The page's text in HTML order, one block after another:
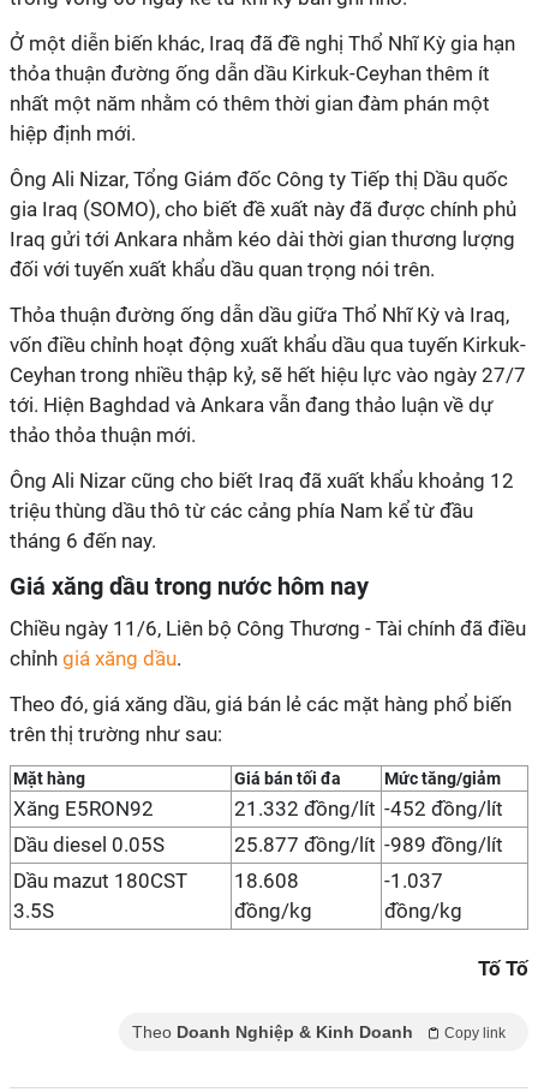
Ở một diễn biến khác, Iraq đã đề nghị Thổ Nhĩ Kỳ gia hạn
thỏa thuận đường ống dẫn dầu Kirkuk-Ceyhan thêm ít
nhất một năm nhằm có thêm thời gian đàm phán một
hiệp định mới.
Ông Ali Nizar, Tổng Giám đốc Công ty Tiếp thị Dầu quốc
gia Iraq (SOMO), cho biết đề xuất này đã được chính phủ
Iraq gửi tới Ankara nhằm kéo dài thời gian thương lượng
đối với tuyến xuất khẩu dầu quan trọng nói trên.
Thỏa thuận đường ống dẫn dầu giữa Thổ Nhĩ Kỳ và Iraq,
vốn điều chỉnh hoạt động xuất khẩu dầu qua tuyến Kirkuk-
Ceyhan trong nhiều thập kỷ, sẽ hết hiệu lực vào ngày 27/7
tới. Hiện Baghdad và Ankara vẫn đang thảo luận về dự
thảo thỏa thuận mới.
Ông Ali Nizar cũng cho biết Iraq đã xuất khẩu khoảng 12
triệu thùng dầu thô từ các cảng phía Nam kể từ đầu
tháng 6 đến nay.
Giá xăng dầu trong nước hôm nay
Chiều ngày 11/6, Liên bộ Công Thương - Tài chính đã điều
chỉnh giá xăng dầu.
Theo đó, giá xăng dầu, giá bán lẻ các mặt hàng phổ biến
trên thị trường như sau:
Mặt hàng Giá bán tối đa Mức tăng/giảm
Xăng E5RON92 21.332 đồng/lít -452 đồng/lít
Dầu diesel 0.05S
25.877 đồng/lít -989 đồng/lít
Dầu mazut 180CST
3.5S
18.608
đồng/kg
-1.037
đồng/kg
Tố Tố
Theo Doanh Nghiệp & Kinh Doanh Copy link